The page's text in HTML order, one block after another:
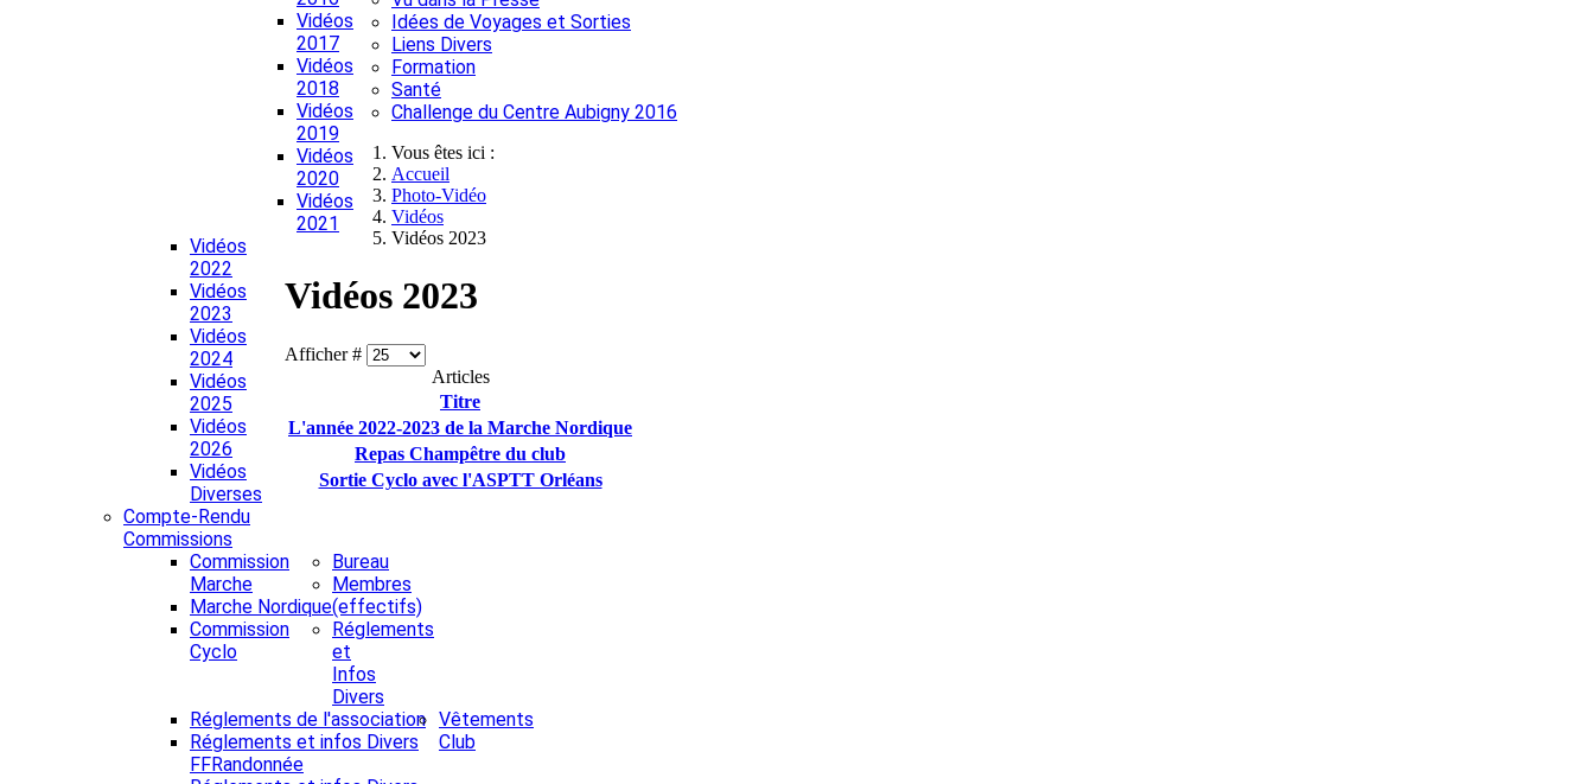
Vidéos
2017
Vidéos
2018
Vidéos
2019
Vidéos
2020
Vidéos
2021
Vidéos
2022
Vidéos
2023
Vidéos
2024
Vidéos
2025
Vidéos
2026
Vidéos
Diverses
Compte-Rendu
Commissions
Commission
Marche
Marche Nordique
Commission
Cyclo
Bureau
Membres
(effectifs)
Réglements
et
Infos
Divers
Réglements de l'association
Réglements et infos Divers
FFRandonnée
Vêtements
Club
Idées de Voyages et Sorties
Liens Divers
Formation
Santé
Challenge du Centre Aubigny 2016
Vous êtes ici :
Accueil
Photo-Vidéo
Vidéos
Vidéos 2023
Vidéos 2023
Afficher #
Articles
Titre
L'année 2022-2023 de la Marche Nordique
Repas Champêtre du club
Sortie Cyclo avec l'ASPTT Orléans